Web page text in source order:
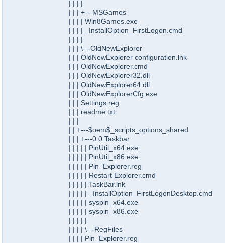
| | | |
| | | +---MSGames
| | | | Win8Games.exe
| | | | _InstallOption_FirstLogon.cmd
| | | |
| | | \---OldNewExplorer
| | | OldNewExplorer configuration.lnk
| | | OldNewExplorer.cmd
| | | OldNewExplorer32.dll
| | | OldNewExplorer64.dll
| | | OldNewExplorerCfg.exe
| | | Settings.reg
| | | readme.txt
| | |
| | +---$oem$_scripts_options_shared
| | | +---0.0.Taskbar
| | | | | PinUtil_x64.exe
| | | | | PinUtil_x86.exe
| | | | | Pin_Explorer.reg
| | | | | Restart Explorer.cmd
| | | | | TaskBar.lnk
| | | | | _InstallOption_FirstLogonDesktop.cmd
| | | | | syspin_x64.exe
| | | | | syspin_x86.exe
| | | | |
| | | | \---RegFiles
| | | | Pin_Explorer.reg